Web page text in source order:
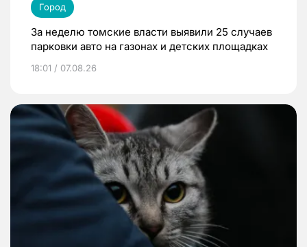
Город
За неделю томские власти выявили 25 случаев
парковки авто на газонах и детских площадках
18:01 / 07.08.26